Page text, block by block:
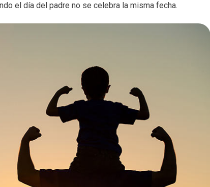
el día del padre no se celebra la misma fecha.